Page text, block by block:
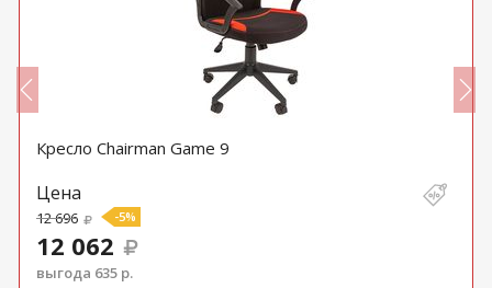
Кресло Chairman Game 9
Цена
12 696 -5%
12 062
выгода 635 р.